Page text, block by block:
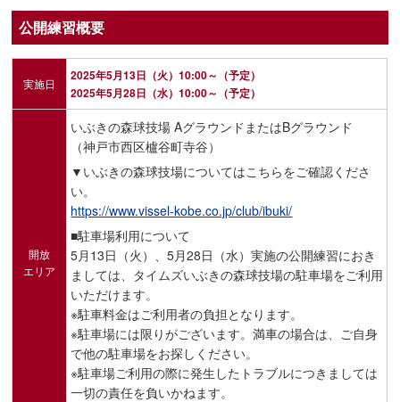
公開練習概要
実施日
2025年5月13日（火）10:00～（予定）
2025年5月28日（水）10:00～（予定）
開放
エリア
いぶきの森球技場 AグラウンドまたはBグラウンド
（神戸市西区櫨谷町寺谷）
▼いぶきの森球技場についてはこちらをご確認くださ
い。
https://www.vissel-kobe.co.jp/club/ibuki/
■駐車場利用について
5月13日（火）、5月28日（水）実施の公開練習におき
ましては、タイムズいぶきの森球技場の駐車場をご利用
いただけます。
※駐車料金はご利用者の負担となります。
※駐車場には限りがございます。満車の場合は、ご自身
で他の駐車場をお探しください。
※駐車場ご利用の際に発生したトラブルにつきましては
一切の責任を負いかねます。